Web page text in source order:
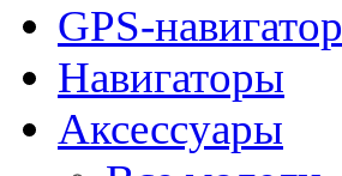
GPS-
Навигаторы
Аксессуары